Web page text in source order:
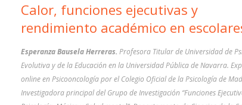
Calor, funciones ejecutivas y
rendimiento académico en
Esperanza Bausela Herreras. Profesora Titular de Universidad de
Evolutiva y de la Educación en la Universidad Pública de Navarra.
online en Psicooncología por el Colegio Oficial de la Psicología de
Investigadora principal del Grupo de Investigación “Funciones